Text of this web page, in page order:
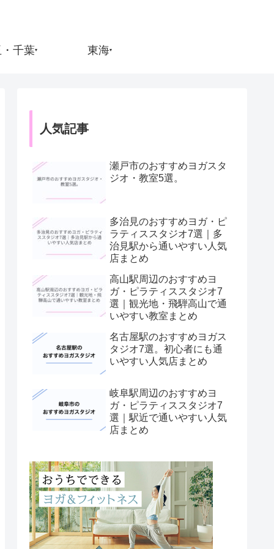
千葉▾ 東海▾
人気記事
瀬戸市のおすすめヨガスタ
ジオ・教室5選。
多治見のおすすめヨガ・ピ
ラティススタジオ7選｜多
治見駅から通いやすい人気
店まとめ
高山駅周辺のおすすめヨ
ガ・ピラティススタジオ7
選｜観光地・飛騨高山で通
いやすい教室まとめ
名古屋駅のおすすめヨガス
タジオ7選。初心者にも通
いやすい人気店まとめ
岐阜駅周辺のおすすめヨ
ガ・ピラティススタジオ7
選｜駅近で通いやすい人気
店まとめ